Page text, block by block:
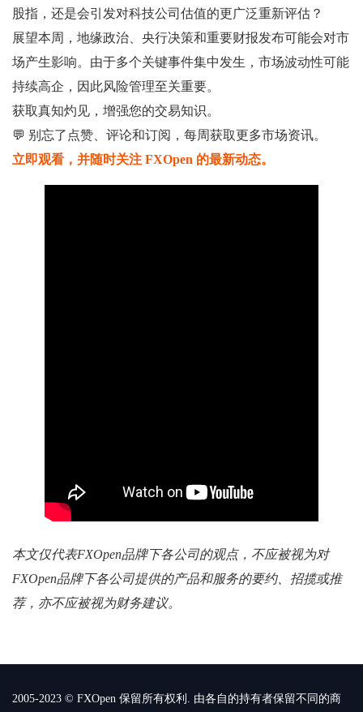
股指，还是会引发对科技公司估值的更广泛重新评估？
展望本周，地缘政治、央行决策和重要财报发布可能会对市
场产生影响。由于多个关键事件集中发生，市场波动性可能
持续高企，因此风险管理至关重要。
获取真知灼见，增强您的交易知识。
💬 别忘了点赞、评论和订阅，每周获取更多市场资讯。
立即观看，并随时关注 FXOpen 的最新动态。
本文仅代表FXOpen品牌下各公司的观点，不应被视为对
FXOpen品牌下各公司提供的产品和服务的要约、招揽或推
荐，亦不应被视为财务建议。
2005-2023 © FXOpen 保留所有权利. 由各自的持有者保留不同的商